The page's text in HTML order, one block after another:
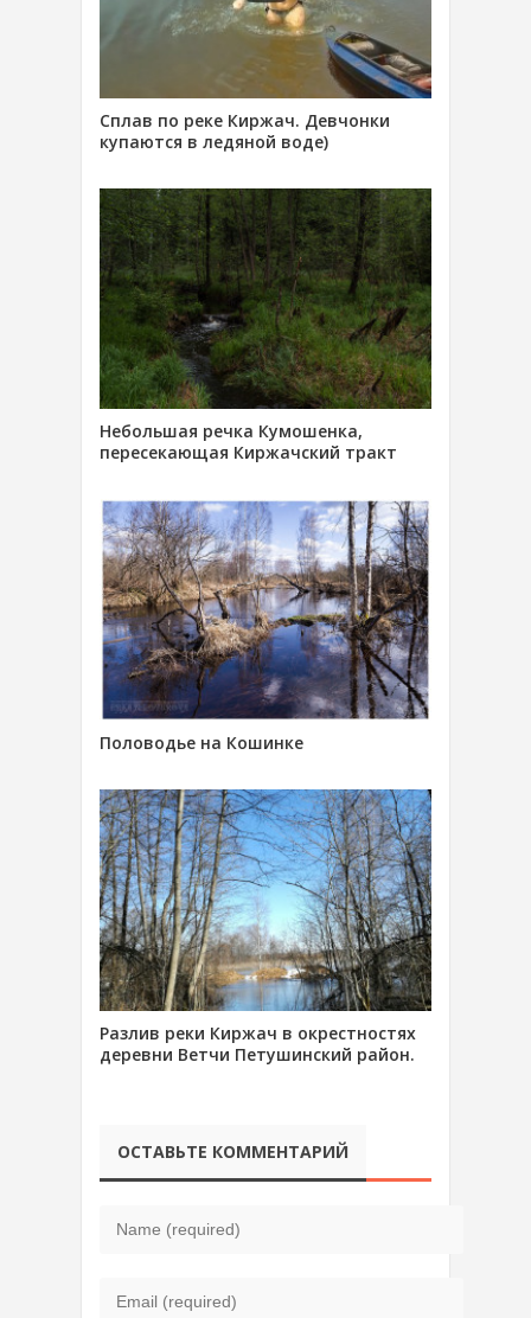
Сплав по реке Киржач. Девчонки
купаются в ледяной воде)
Небольшая речка Кумошенка,
пересекающая Киржачский тракт
Половодье на Кошинке
Разлив реки Киржач в окрестностях
деревни Ветчи Петушинский район.
ОСТАВЬТЕ КОММЕНТАРИЙ